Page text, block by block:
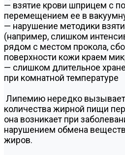
— взятие крови шприцем с
перемещением ее в
— нарушение методики
(например, слишком
рядом с местом прокола,
поверхности кожи краем
— слишком длительное
при комнатной температуре
Липемию нередко
количества жирной пищи
она возникает при
нарушением обмена
жиров.